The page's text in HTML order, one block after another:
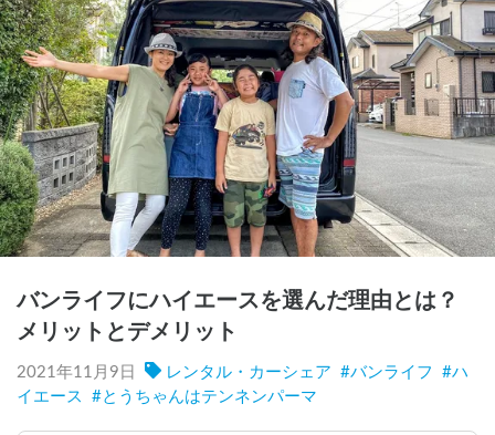
バンライフにハイエースを選んだ理由とは？
メリットとデメリット
2021年11月9日 レンタル・カーシェア #バンライフ #ハ
イエース
#とうちゃんはテンネンパーマ